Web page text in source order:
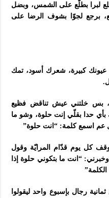
لبرا بطلّع على الشمس، وبضل
برجع لجوّا بشوف الرضا على
عيونك كبيرة، شعرك أسود، تمك
بس خلتني عيش تناقض فظيع
حدا بقلّي إنت حلوة، وشو ما
اسمع كلمة: “انت حلوة”
كل يوم قدّام المرايّة وقول
“انت ما بتكوني حلوة إذا
رجال بإسبوع واحد ليقولوا